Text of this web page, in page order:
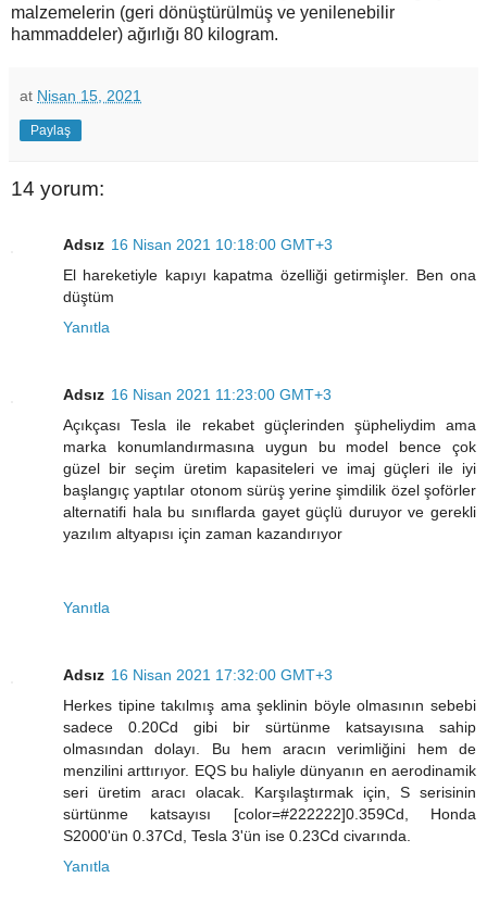
malzemelerin (geri dönüştürülmüş ve yenilenebilir
hammaddeler) ağırlığı 80 kilogram.
at Nisan 15, 2021
Paylaş
14 yorum:
Adsız 16 Nisan 2021 10:18:00 GMT+3
El hareketiyle kapıyı kapatma özelliği getirmişler. Ben ona
düştüm
Yanıtla
Adsız 16 Nisan 2021 11:23:00 GMT+3
Açıkçası Tesla ile rekabet güçlerinden şüpheliydim ama
marka konumlandırmasına uygun bu model bence çok
güzel bir seçim üretim kapasiteleri ve imaj güçleri ile iyi
başlangıç yaptılar otonom sürüş yerine şimdilik özel şoförler
alternatifi hala bu sınıflarda gayet güçlü duruyor ve gerekli
yazılım altyapısı için zaman kazandırıyor
Yanıtla
Adsız 16 Nisan 2021 17:32:00 GMT+3
Herkes tipine takılmış ama şeklinin böyle olmasının sebebi
sadece 0.20Cd gibi bir sürtünme katsayısına sahip
olmasından dolayı. Bu hem aracın verimliğini hem de
menzilini arttırıyor. EQS bu haliyle dünyanın en aerodinamik
seri üretim aracı olacak. Karşılaştırmak için, S serisinin
sürtünme katsayısı [color=#222222]0.359Cd, Honda
S2000'ün 0.37Cd, Tesla 3'ün ise 0.23Cd civarında.
Yanıtla